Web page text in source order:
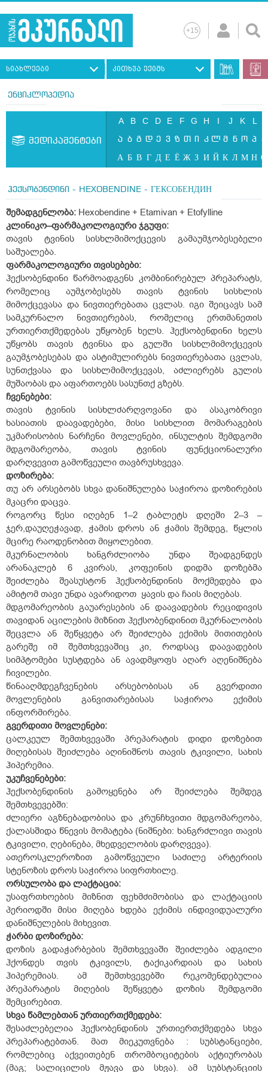
სიახლეები კითხვა ექიმს
ენციკლოპედია
მედიკამენტები
A B C D E F G H I J K L
ა ბ გ დ ე ვ ზ თ ი კ ლ მ ნ ო პ ჟ
А Б В Г Д Е Ё Ж З И Й К Л М Н О
ჰექსობენდინი - HEXOBENDINE - ГЕКСОБЕНДИН
შემადგენლობა: Hexobendine + Etamivan + Etofylline
კლინიკო–ფარმაკოლოგიური ჯგუფი:
თავის ტვინის სისხლმიმოქცევის გამაუმჯობესებელი
საშუალება.
ფარმაკოლოგიური თვისებები:
ჰექსობენდინი წარმოადგენს კომბინირებულ პრეპარატს,
რომელიც აუმჯობესებს თავის ტვინის სისხლის
მიმოქცევასა და ნივთიერებათა ცვლას. იგი შეიცავს სამ
სამკურნალო ნივთიერებას, რომელიც ერთმანეთის
ურთიერთქმედებას უწყობენ ხელს. ჰექსობენდინი ხელს
უწყობს თავის ტვინსა და გულში სისხლმიმოქცევის
გაუმჯობესებას და ასტიმულირებს ნივთიერებათა ცვლას,
სუნთქვასა და სისხლმიმოქცევას, აძლიერებს გულის
მუშაობას და აფართოებს სასუნთქ გზებს.
ჩვენებები:
თავის ტვინის სისხლძარღვოვანი და ასაკობრივი
ხასიათის დაავადებები, მისი სისხლით მომარაგების
უკმარისობის ნარჩენი მოვლენები, ინსულტის შემდგომი
მდგომარეობა, თავის ტვინის ფუნქციონალური
დარღვევით გამოწვეული თავბრუსხვევა.
დოზირება:
თუ არ არსებობს სხვა დანიშნულება საჭიროა დოზირების
მკაცრი დაცვა.
როგორც წესი იღებენ 1–2 ტაბლეტს დღეში 2–3 –
ჯერ,დაუღეჭავად, ჭამის დროს ან ჭამის შემდეგ, წყლის
მცირე რაოდენობით მიყოლებით.
მკურნალობის ხანგრძლიობა უნდა შეადგენდეს
არანაკლებ 6 კვირას, კოფეინის დიდმა დოზებმა
შეიძლება შეასუსტონ ჰექსობენდინის მოქმედება და
ამიტომ თავი უნდა ავარიდოთ ყავის და ჩაის მიღებას.
მდგომარეობის გაუარესების ან დაავადების რეციდივის
თავიდან აცილების მიზნით ჰექსობენდინით მკურნალობის
შეცვლა ან შეწყვეტა არ შეიძლება ექიმის მითითების
გარეშე იმ შემთხვევაშიც კი, როდსაც დაავადების
სიმპტომები სუსტდება ან ავადმყოფს აღარ აღენიშნება
ჩივილები.
წინააღმდეგჩვენების არსებობისას ან გვერდითი
მოვლენების განვითარებისას საჭიროა ექიმის
ინფორმირება.
გვერდითი მოვლენები:
ცალკეულ შემთხვევაში პრეპარატის დიდი დოზებით
მიღებისას შეიძლება აღინიშნოს თავის ტკივილი, სახის
ჰიპერემია.
უკუჩვენებები:
ჰექსობენდინის გამოყენება არ შეიძლება შემდეგ
შემთხვევებში:
ძლიერი აგზნებადობისა და კრუნჩხვითი მდგომარეობა,
ქალასშიდა წნევის მომატება (ნიშნები: ხანგრძლივი თავის
ტკივილი, ღებინება, მხედველობის დარღვევა).
ათეროსკლეროზით გამოწვეული საძილე არტერიის
სტენოზის დროს საჭიროა სიფრთხილე.
ორსულობა და ლაქტაცია:
უსაფრთხოების მიზნით ფეხმძიმობისა და ლაქტაციის
პერიოდში მისი მიღება ხდება ექიმის ინდივიდუალური
დანიშნულების მიხევით.
ჭარბი დოზირება:
დოზის გადაჭარბების შემთხვევაში შეიძლება ადგილი
ჰქონდეს თვის ტკივილს, ტაქიკარდიას და სახის
ჰიპერემიას. ამ შემთხვევებში რეკომენდებულია
პრეპარატის მიღების შეწყვეტა დოზის შემდგომი
შემცირებით.
სხვა წამლებთან ურთიერთქმედება:
შესაძლებელია ჰექსობენდინის ურთიერთქმედება სხვა
პრეპარატებთან. მათ მიეკუთვნება : სუბსტანციები,
რომლებიც აქვეითებენ თრომბოციტების აქტიურობას
(მაგ; სალიცილის მჟავა და სხვა). ამ სუბსტანციის